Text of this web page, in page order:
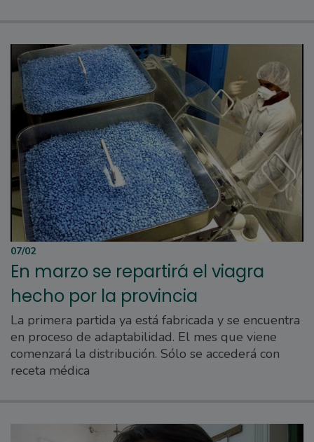
07/02
En marzo se repartirá el viagra
hecho por la provincia
La primera partida ya está fabricada y se encuentra
en proceso de adaptabilidad. El mes que viene
comenzará la distribución. Sólo se accederá con
receta médica